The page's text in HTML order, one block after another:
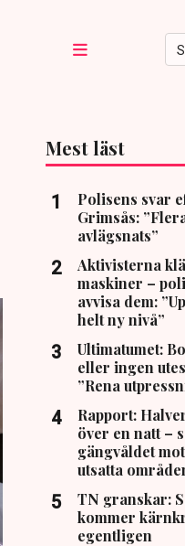
Mest läst
Polisens svar
Grimsås:
avlägsnats”
Aktivisterna
maskiner –
avvisa dem:
helt ny nivå”
Ultimatumet:
eller ingen
”Rena
Rapport:
över en natt –
gängvåldet
utsatta
TN granskar:
kommer
egentligen